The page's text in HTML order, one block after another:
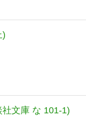
)
文庫 な 101-1)